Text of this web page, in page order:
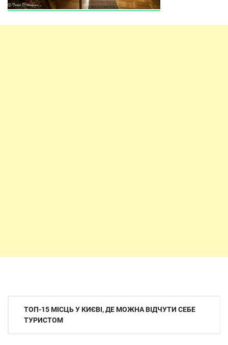
Навігація
записів
ТОП-15 МІСЦЬ У КИЄВІ, ДЕ МОЖНА ВІДЧУТИ СЕБЕ
ТУРИСТОМ